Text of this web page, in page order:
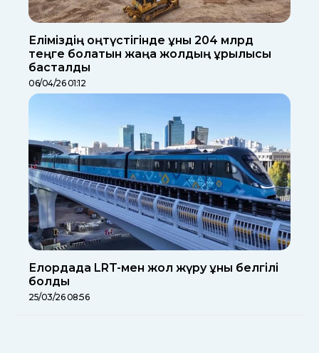
Еліміздің оңтүстігінде құны 204 млрд
теңге болатын жаңа жолдың құрылысы
басталды
06/04/26 01:12
Елордада LRT-мен жол жүру құны белгілі
болды
25/03/26 08:56